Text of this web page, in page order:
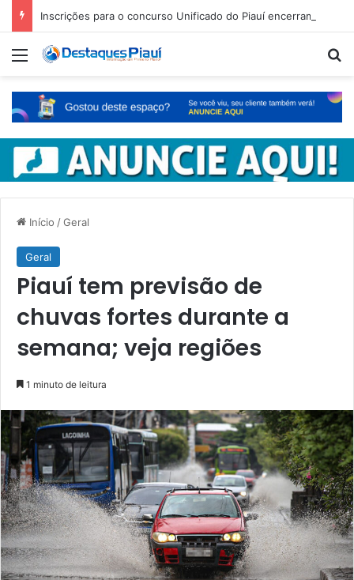
Menu
Início /Geral
Geral
Piauí tem previsão de
chuvas fortes durante a
semana; veja regiões
1 minuto de leitura